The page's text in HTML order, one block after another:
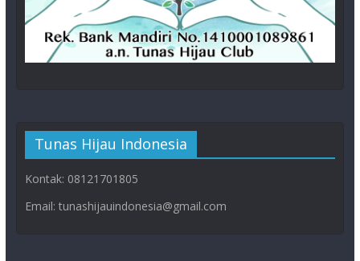
Tunas Hijau Indonesia
Kontak: 08121701805
Email: tunashijauindonesia@gmail.com